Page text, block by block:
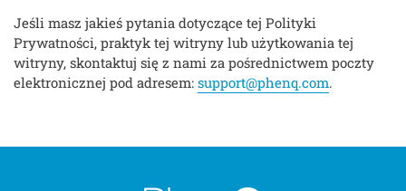
Jeśli masz jakieś pytania dotyczące tej Polityki
Prywatności, praktyk tej witryny lub użytkowania tej
witryny, skontaktuj się z nami za pośrednictwem poczty
elektronicznej pod adresem: support@phenq.com.